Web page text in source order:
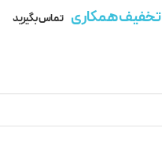
تخفیف همکاری تماس بگیرید